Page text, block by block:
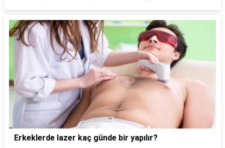
Erkeklerde lazer kaç günde bir yapılır?